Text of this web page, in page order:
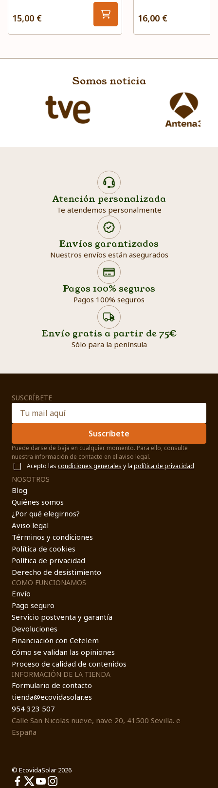
15,00 € 16,00 €
Somos noticia
Atención personalizada
Te atendemos personalmente
Envíos garantizados
Nuestros envíos están asegurados
Pagos 100% seguros
Pagos 100% seguros
Envío gratis a partir de 75€
Sólo para la península
Search products
SUSCRÍBETE
Suscríbete
Puede darse de baja en cualquier momento. Para ello, consulte
nuestra información de contacto en el aviso legal.
Acepto las condiciones generales y la política de privacidad
NOSOTROS
Blog
Quiénes somos
¿Por qué elegirnos?
Aviso legal
Términos y condiciones
Política de cookies
Política de privacidad
Derecho de desistimiento
COMO FUNCIONAMOS
Envío
Pago seguro
Servicio postventa y garantía
Devoluciones
Financiación con Cetelem
Cómo se validan las opiniones
Proceso de calidad de contenidos
INFORMACIÓN DE LA TIENDA
Formulario de contacto
tienda@ecovidasolar.es
954 323 507
Calle San Nicolas nueve, nave 20, 41500 Sevilla. e
España
© EcovidaSolar 2026